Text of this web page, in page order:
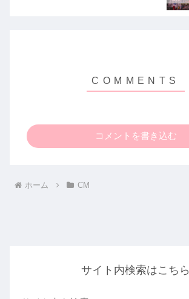
コメントを書き込む
ホーム CM
サイト内検索はこちら